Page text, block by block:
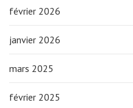
février 2026
janvier 2026
mars 2025
février 2025